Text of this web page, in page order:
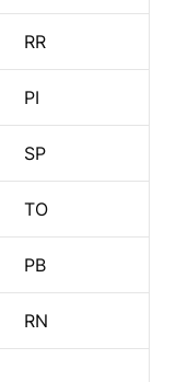
RR
PI
SP
TO
PB
RN